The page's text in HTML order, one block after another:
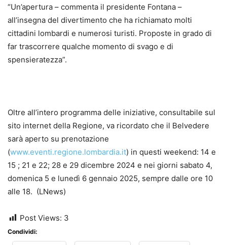
“Un’apertura – commenta il presidente Fontana –
all’insegna del divertimento che ha richiamato molti
cittadini lombardi e numerosi turisti. Proposte in grado di
far trascorrere qualche momento di svago e di
spensieratezza”.
Oltre all’intero programma delle iniziative, consultabile sul
sito internet della Regione, va ricordato che il Belvedere
sarà aperto su prenotazione
(www.eventi.regione.lombardia.it) in questi weekend: 14 e
15 ; 21 e 22; 28 e 29 dicembre 2024 e nei giorni sabato 4,
domenica 5 e lunedì 6 gennaio 2025, sempre dalle ore 10
alle 18. (LNews)
Post Views: 3
Condividi: